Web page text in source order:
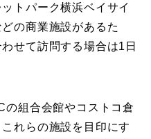
トパーク横浜ベイサイ
の商業施設があるた
せて訪問する場合は1日
の組合会館やコストコ倉
れらの施設を目印にす